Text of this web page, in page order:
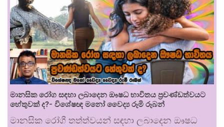
මානසික රෝග සඳහා ලබාදෙන ඖෂධ භාවිතය ප්‍රචණ්ඩත්වයට
හේතුවක් ද?- විශේෂඥ මනෝ වෛද්‍ය රූමි රූබන්
මානසික රෝගී තත්ත්වයන් සඳහා ලබාදෙන ඖෂධ